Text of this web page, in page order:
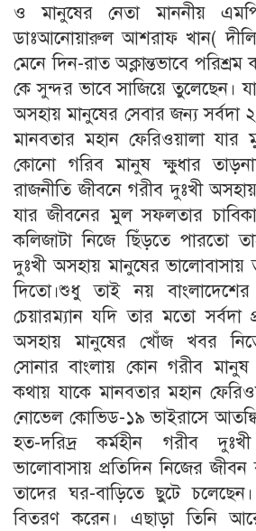
ও মানুষের নেতা মাননীয়
ডাঃআনোয়ারুল আশরাফ খান(
মেনে দিন-রাত অক্লান্তভাবে
কে সুন্দর ভাবে সাজিয়ে তুলেছেন।
অসহায় মানুষের সেবার জন্য সর্বদা
মানবতার মহান ফেরিওয়ালা যার
কোনো গরিব মানুষ ক্ষুধার
রাজনীতি জীবনে গরীব দুঃখী
যার জীবনের মুল সফলতার
কলিজাটা নিজে ছিঁড়তে পারতো
দুঃখী অসহায় মানুষের ভালোবাসায়
দিতো।শুধু তাই নয়
চেয়ারম্যান যদি তার মতো সর্বদা
অসহায় মানুষের খোঁজ খবর
সোনার বাংলায় কোন গরীব
কথায় যাকে মানবতার মহান
নোভেল কোভিড-১৯ ভাইরাসে
হত-দরিদ্র কর্মহীন গরীব
ভালোবাসায় প্রতিদিন নিজের জীবন
তাদের ঘর-বাড়িতে ছুটে চলেছেন।
বিতরণ করেন। এছাড়া তিনি